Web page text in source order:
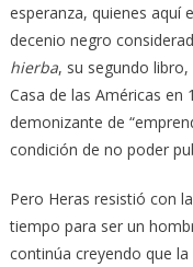
esperanza, quienes aquí
decenio negro
hierba, su segundo
Casa de las Américas
demonizante de
condición de no poder
Pero Heras resistió con
tiempo para ser un
continúa creyendo que